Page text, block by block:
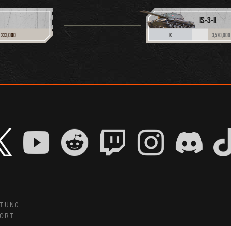
233,000
IS-3-II
IX 3,570,000